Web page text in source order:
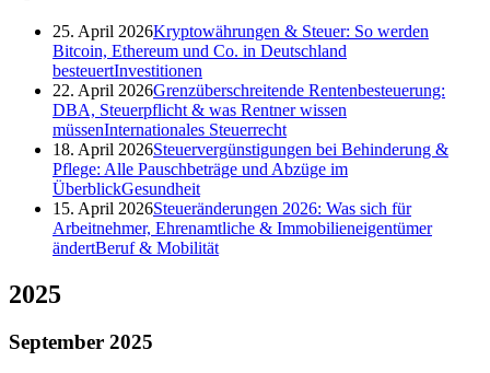
25. April 2026Kryptowährungen & Steuer: So werden
Bitcoin, Ethereum und Co. in Deutschland
besteuertInvestitionen
22. April 2026Grenzüberschreitende Rentenbesteuerung:
DBA, Steuerpflicht & was Rentner wissen
müssenInternationales Steuerrecht
18. April 2026Steuervergünstigungen bei Behinderung &
Pflege: Alle Pauschbeträge und Abzüge im
ÜberblickGesundheit
15. April 2026Steueränderungen 2026: Was sich für
Arbeitnehmer, Ehrenamtliche & Immobilieneigentümer
ändertBeruf & Mobilität
2025
September 2025